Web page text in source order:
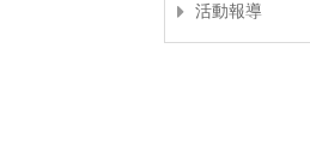
活動報導